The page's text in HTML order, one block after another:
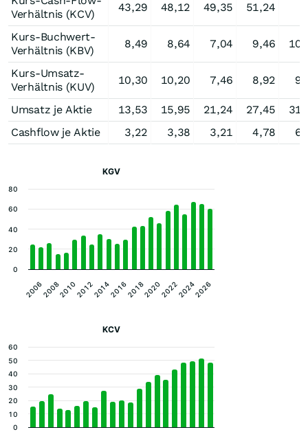
Verhältnis (KCV)
43,29 48,12 49,35 51,24
Kurs-Buchwert-
Verhältnis (KBV)
8,49 8,64 7,04 9,46
Kurs-Umsatz-
Verhältnis (KUV)
10,30 10,20 7,46 8,92
Umsatz je Aktie 13,53 15,95 21,24 27,45
Cashflow je Aktie
3,22 3,38 3,21 4,78
KGV
2010 2016 2022
20062008 20122014 20182020 20242026
0
20
40
60
80
KCV
0
10
20
30
40
50
60